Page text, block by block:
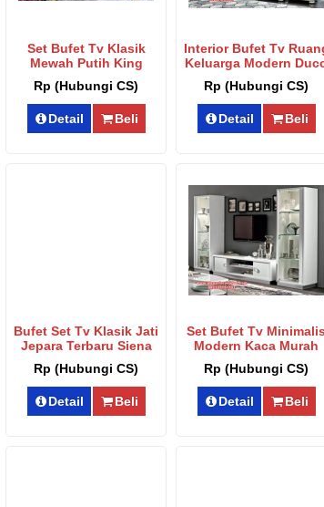
Set Bufet Tv Klasik
Mewah Putih King
Rp (Hubungi CS)
Detail Beli
Interior Bufet Tv
Keluarga Modern
Rp (Hubungi CS)
Detail Beli
Bufet Set Tv Klasik Jati
Jepara Terbaru Siena
Rp (Hubungi CS)
Detail Beli
Set Bufet Tv Minimalis
Modern Kaca Murah
Rp (Hubungi CS)
Detail Beli